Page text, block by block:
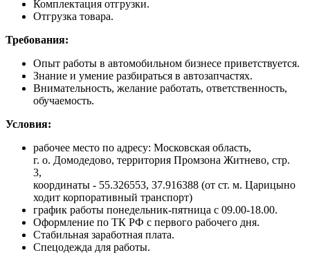
Комплектация отгрузки.
Отгрузка товара.
Требования:
Опыт работы в автомобильном бизнесе приветствуется.
Знание и умение разбираться в автозапчастях.
Внимательность, желание работать, ответственность,
обучаемость.
Условия:
рабочее место по адресу: Московская область,
г. о. Домодедово, территория Промзона Житнево, стр.
3,
координаты - 55.326553, 37.916388 (от ст. м. Царицыно
ходит корпоративный транспорт)
график работы понедельник-пятница с 09.00-18.00.
Оформление по ТК РФ с первого рабочего дня.
Стабильная заработная плата.
Спецодежда для работы.